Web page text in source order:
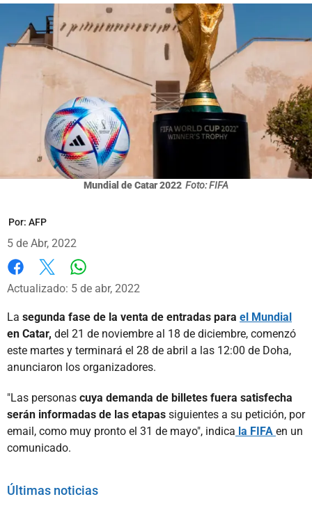
Mundial de Catar 2022 Foto: FIFA
Por: AFP
5 de Abr, 2022
Facebook
X
Actualizado: 5 de abr, 2022
La segunda fase de la venta de entradas para el Mundial
en Catar, del 21 de noviembre al 18 de diciembre, comenzó
este martes y terminará el 28 de abril a las 12:00 de Doha,
anunciaron los organizadores.
"Las personas cuya demanda de billetes fuera satisfecha
serán informadas de las etapas siguientes a su petición, por
email, como muy pronto el 31 de mayo", indica la FIFA en un
comunicado.
Últimas noticias